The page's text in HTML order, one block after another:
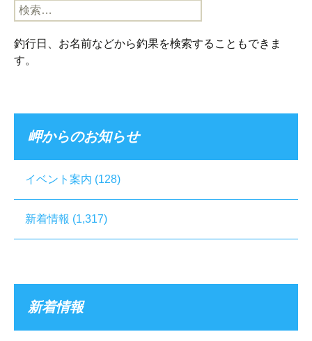
検
索:
釣行日、お名前などから釣果を検索することもできま
す。
岬からのお知らせ
イベント案内 (128)
新着情報 (1,317)
新着情報